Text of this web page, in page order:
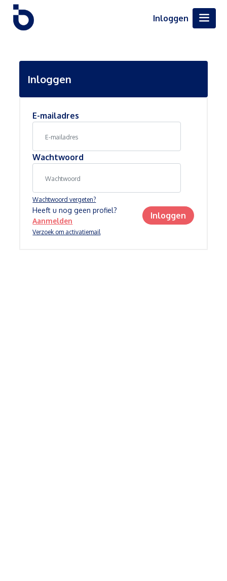
Inloggen
Inloggen
E-mailadres
Wachtwoord
Wachtwoord vergeten?
Verzoek om activatiemail
Heeft u nog geen profiel?
Aanmelden
Inloggen